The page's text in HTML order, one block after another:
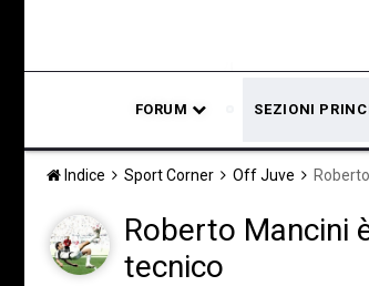
FORUM SEZIONI
Indice Sport Corner Off Juve
Roberto Mancini
tecnico